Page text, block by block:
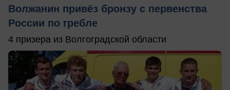
Волжанин привёз бронзу с первенства
России по гребле
4 призера из Волгоградской области